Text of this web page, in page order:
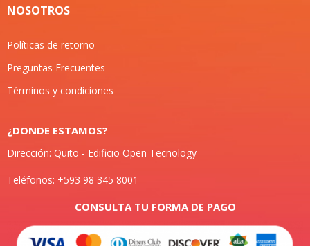
NOSOTROS
Políticas de retorno
Preguntas Frecuentes
Términos y condiciones
¿DONDE ESTAMOS?
Dirección: Quito - Edificio Open Tecnology
Teléfonos: +593 98 345 8001
CONSULTA TU FORMA DE PAGO